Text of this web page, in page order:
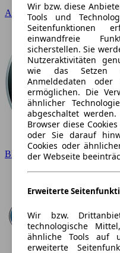
Audi
BMW
Wir bzw. diese
Tools und
Seitenfunktionen
einwandfreie
sicherstellen. Sie
Nutzeraktivitäten
wie das Setzen
Anmeldedaten oder
ermöglichen. Die
ähnlicher
abgeschaltet
Browser diese
oder Sie darauf
Cookies oder
der Webseite
Erweiterte
Wir bzw.
technologische
ähnliche Tools auf
erweiterte